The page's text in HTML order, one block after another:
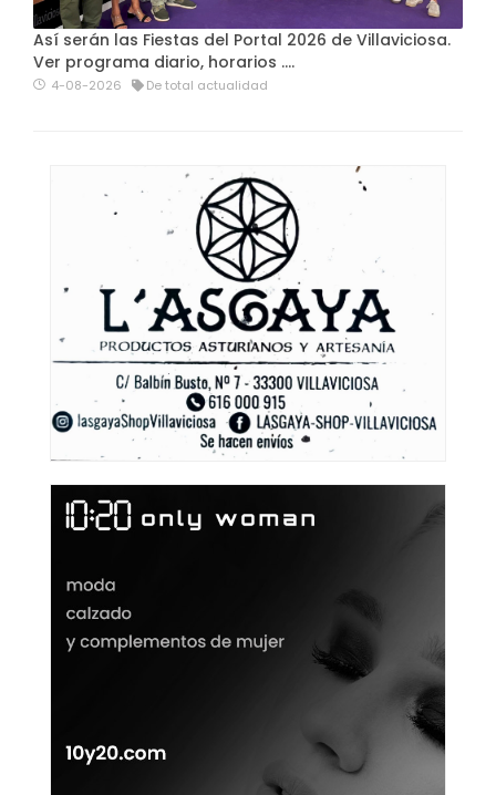
Así serán las Fiestas del Portal 2026 de Villaviciosa.
Ver programa diario, horarios ….
4-08-2026 De total actualidad